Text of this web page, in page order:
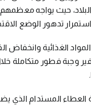
حيث يواجه
تدهور الوضع
الغذائية وانخفاض
وجبة فطور متكاملة
العطاء المستدام الذي